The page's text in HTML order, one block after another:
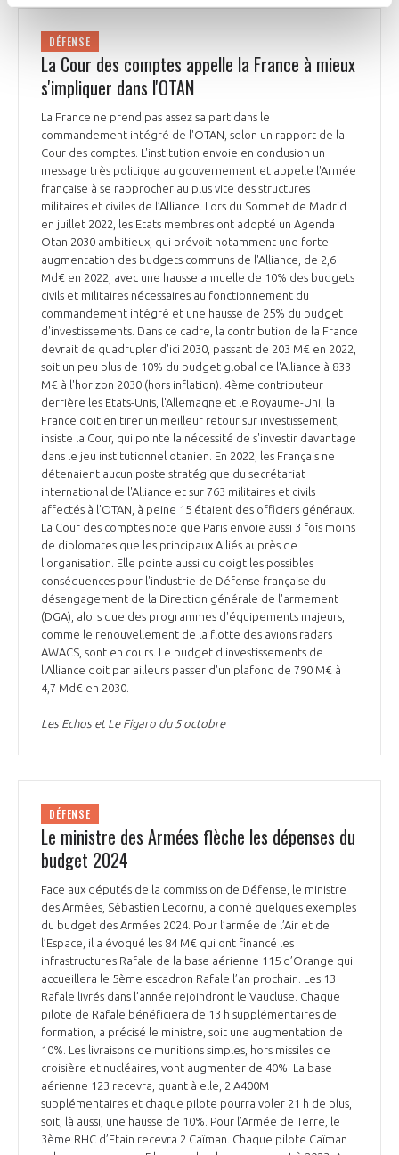
DÉFENSE
La Cour des comptes appelle la France à mieux
s'impliquer dans l'OTAN
La France ne prend pas assez sa part dans le
commandement intégré de l'OTAN, selon un rapport de la
Cour des comptes. L'institution envoie en conclusion un
message très politique au gouvernement et appelle l'Armée
française à se rapprocher au plus vite des structures
militaires et civiles de l’Alliance. Lors du Sommet de Madrid
en juillet 2022, les Etats membres ont adopté un Agenda
Otan 2030 ambitieux, qui prévoit notamment une forte
augmentation des budgets communs de l'Alliance, de 2,6
Md€ en 2022, avec une hausse annuelle de 10% des budgets
civils et militaires nécessaires au fonctionnement du
commandement intégré et une hausse de 25% du budget
d'investissements. Dans ce cadre, la contribution de la France
devrait de quadrupler d'ici 2030, passant de 203 M€ en 2022,
soit un peu plus de 10% du budget global de l'Alliance à 833
M€ à l'horizon 2030 (hors inflation). 4ème contributeur
derrière les Etats-Unis, l'Allemagne et le Royaume-Uni, la
France doit en tirer un meilleur retour sur investissement,
insiste la Cour, qui pointe la nécessité de s'investir davantage
dans le jeu institutionnel otanien. En 2022, les Français ne
détenaient aucun poste stratégique du secrétariat
international de l'Alliance et sur 763 militaires et civils
affectés à l'OTAN, à peine 15 étaient des officiers généraux.
La Cour des comptes note que Paris envoie aussi 3 fois moins
de diplomates que les principaux Alliés auprès de
l'organisation. Elle pointe aussi du doigt les possibles
conséquences pour l'industrie de Défense française du
désengagement de la Direction générale de l'armement
(DGA), alors que des programmes d'équipements majeurs,
comme le renouvellement de la flotte des avions radars
AWACS, sont en cours. Le budget d'investissements de
l'Alliance doit par ailleurs passer d'un plafond de 790 M€ à
4,7 Md€ en 2030.
Les Echos et Le Figaro du 5 octobre
DÉFENSE
Le ministre des Armées flèche les dépenses du
budget 2024
Face aux députés de la commission de Défense, le ministre
des Armées, Sébastien Lecornu, a donné quelques exemples
du budget des Armées 2024. Pour l’armée de l’Air et de
l’Espace, il a évoqué les 84 M€ qui ont financé les
infrastructures Rafale de la base aérienne 115 d’Orange qui
accueillera le 5ème escadron Rafale l’an prochain. Les 13
Rafale livrés dans l’année rejoindront le Vaucluse. Chaque
pilote de Rafale bénéficiera de 13 h supplémentaires de
formation, a précisé le ministre, soit une augmentation de
10%. Les livraisons de munitions simples, hors missiles de
croisière et nucléaires, vont augmenter de 40%. La base
aérienne 123 recevra, quant à elle, 2 A400M
supplémentaires et chaque pilote pourra voler 21 h de plus,
soit, là aussi, une hausse de 10%. Pour l’Armée de Terre, le
3ème RHC d’Etain recevra 2 Caïman. Chaque pilote Caïman